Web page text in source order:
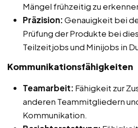
Mängel frühzeitig zu
Präzision:Genauigkeit bei
Prüfung der Produkte bei
Teilzeitjobs und Minijobs in
Kommunikationsfähigkeiten
Teamarbeit: Fähigkeit zur
anderen Teammitgliedern
Kommunikation.